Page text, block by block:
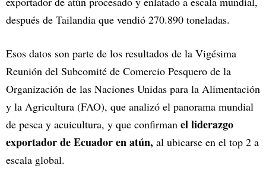
después de Tailandia que vendió 270.890 toneladas.
Esos datos son parte de los resultados de la Vigésima
Reunión del Subcomité de Comercio Pesquero de la
Organización de las Naciones Unidas para la Alimentación
y la Agricultura (FAO), que analizó el panorama mundial
de pesca y acuicultura, y que confirman el liderazgo
exportador de Ecuador en atún, al ubicarse en el top 2 a
escala global.